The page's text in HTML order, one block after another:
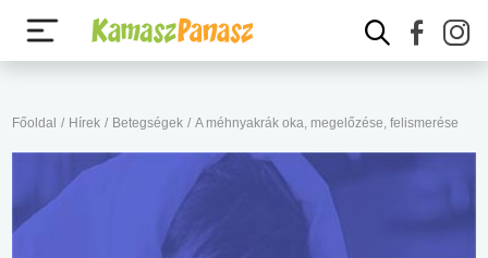
Főoldal / Hírek / Betegségek / A méhnyakrák oka, megelőzése, felismerése